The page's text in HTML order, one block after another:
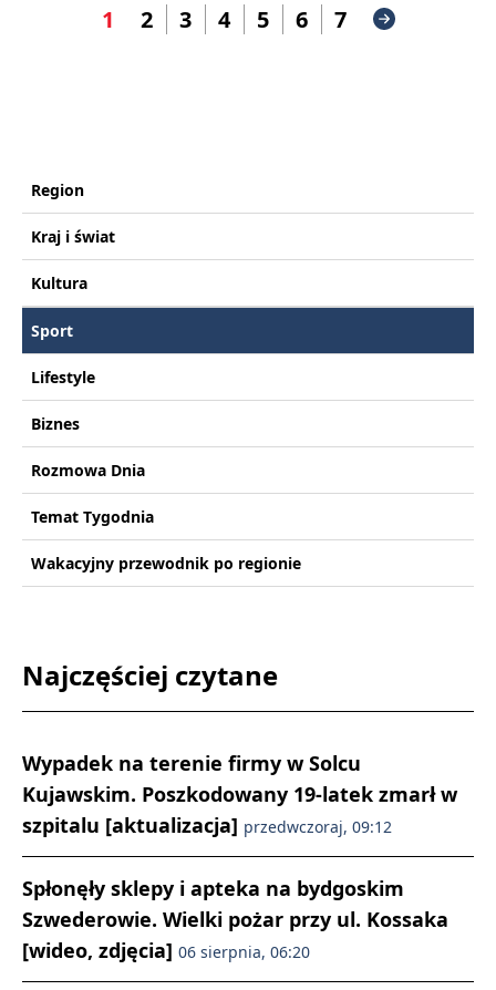
1 2 3 4 5 6 7
Region
Kraj i świat
Kultura
Sport
Lifestyle
Biznes
Rozmowa Dnia
Temat Tygodnia
Wakacyjny przewodnik po regionie
Najczęściej czytane
Wypadek na terenie firmy w Solcu
Kujawskim. Poszkodowany 19-latek zmarł w
szpitalu [aktualizacja] przedwczoraj, 09:12
Spłonęły sklepy i apteka na bydgoskim
Szwederowie. Wielki pożar przy ul. Kossaka
[wideo, zdjęcia] 06 sierpnia, 06:20